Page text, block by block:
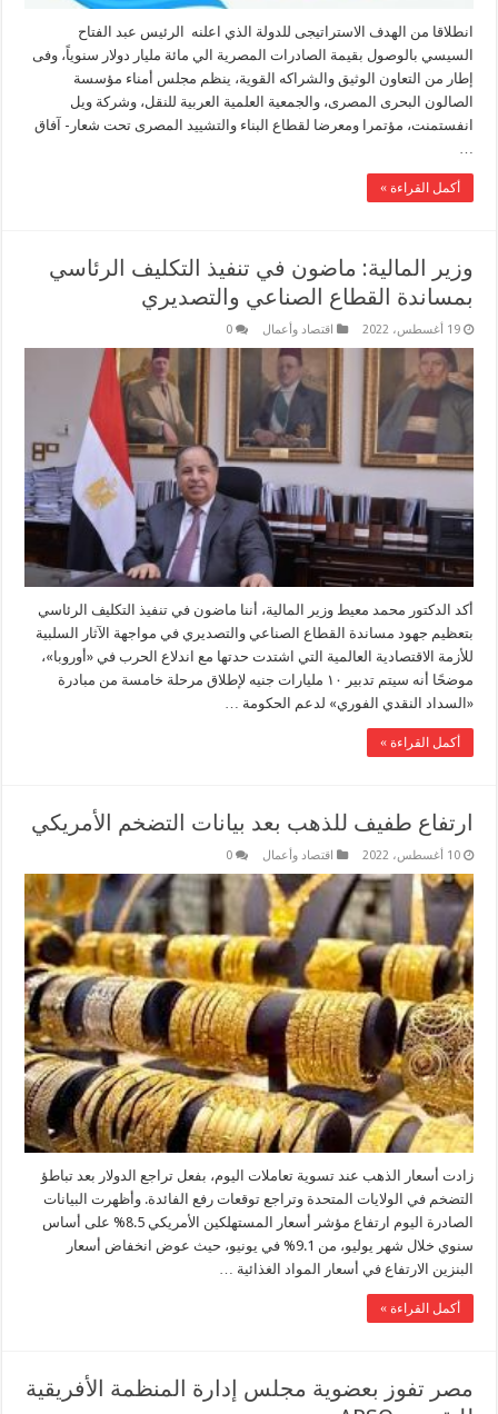
انطلاقا من الهدف الاستراتيجى للدولة الذي اعلنه الرئيس عبد الفتاح
السيسي بالوصول بقيمة الصادرات المصرية الي مائة مليار دولار سنوياً، وفى
إطار من التعاون الوثيق والشراكه القوية، ينظم مجلس أمناء مؤسسة
الصالون البحرى المصرى، والجمعية العلمية العربية للنقل، وشركة ويل
انفستمنت، مؤتمرا ومعرضا لقطاع البناء والتشييد المصرى تحت شعار- آفاق
أكمل القراءة »
وزير المالية: ماضون في تنفيذ التكليف الرئاسي
بمساندة القطاع الصناعي والتصديري
19 أغسطس، 2022 اقتصاد وأعمال 0
أكد الدكتور محمد معيط وزير المالية، أننا ماضون في تنفيذ التكليف الرئاسي
بتعظيم جهود مساندة القطاع الصناعي والتصديري في مواجهة الآثار السلبية
للأزمة الاقتصادية العالمية التي اشتدت حدتها مع اندلاع الحرب في «أوروبا»،
موضحًا أنه سيتم تدبير ١٠ مليارات جنيه لإطلاق مرحلة خامسة من مبادرة
«السداد النقدي الفوري» لدعم الحكومة …
أكمل القراءة »
ارتفاع طفيف للذهب بعد بيانات التضخم الأمريكي
10 أغسطس، 2022 اقتصاد وأعمال 0
زادت أسعار الذهب عند تسوية تعاملات اليوم، بفعل تراجع الدولار بعد تباطؤ
التضخم في الولايات المتحدة وتراجع توقعات رفع الفائدة. وأظهرت البيانات
الصادرة اليوم ارتفاع مؤشر أسعار المستهلكين الأمريكي 8.5% على أساس
سنوي خلال شهر يوليو، من 9.1% في يونيو، حيث عوض انخفاض أسعار
البنزين الارتفاع في أسعار المواد الغذائية …
أكمل القراءة »
مصر تفوز بعضوية مجلس إدارة المنظمة الأفريقية